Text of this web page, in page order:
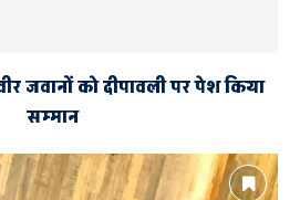
जवानों को दीपावली पर पेश किया
सम्मान